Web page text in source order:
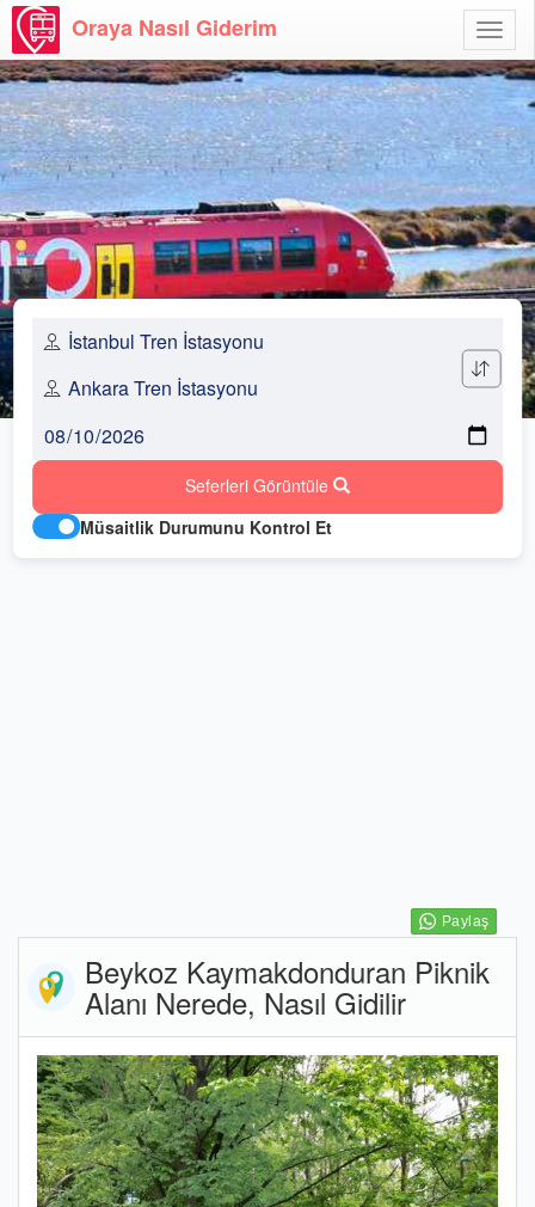
Aç
Oraya Nasıl Giderim
Seferleri Görüntüle
Müsaitlik Durumunu Kontrol Et
Beykoz Kaymakdonduran Piknik
Alanı Nerede, Nasıl Gidilir